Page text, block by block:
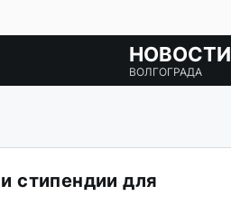
НОВОСТИ
ВОЛГОГРАДА
стипендии для